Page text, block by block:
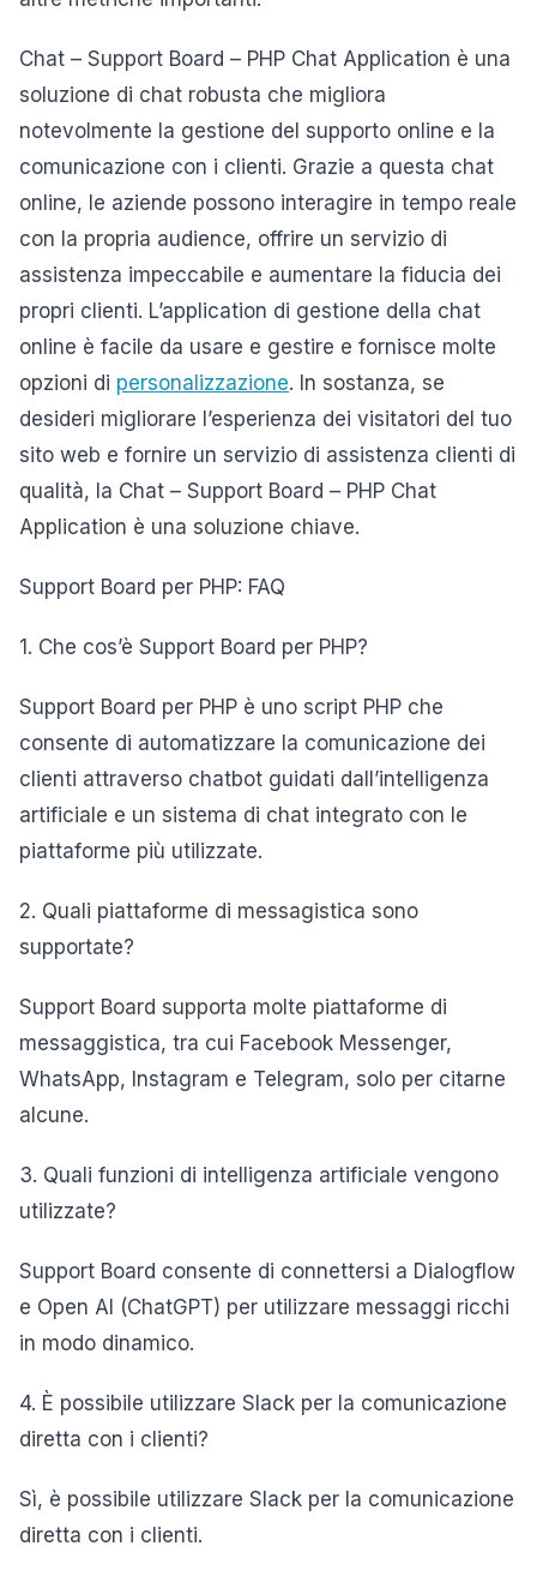
Chat – Support Board – PHP Chat Application è una
soluzione di chat robusta che migliora
notevolmente la gestione del supporto online e la
comunicazione con i clienti. Grazie a questa chat
online, le aziende possono interagire in tempo reale
con la propria audience, offrire un servizio di
assistenza impeccabile e aumentare la fiducia dei
propri clienti. L’application di gestione della chat
online è facile da usare e gestire e fornisce molte
opzioni di personalizzazione. In sostanza, se
desideri migliorare l’esperienza dei visitatori del tuo
sito web e fornire un servizio di assistenza clienti di
qualità, la Chat – Support Board – PHP Chat
Application è una soluzione chiave.
Support Board per PHP: FAQ
1. Che cos’è Support Board per PHP?
Support Board per PHP è uno script PHP che
consente di automatizzare la comunicazione dei
clienti attraverso chatbot guidati dall’intelligenza
artificiale e un sistema di chat integrato con le
piattaforme più utilizzate.
2. Quali piattaforme di messagistica sono
supportate?
Support Board supporta molte piattaforme di
messaggistica, tra cui Facebook Messenger,
WhatsApp, Instagram e Telegram, solo per citarne
alcune.
3. Quali funzioni di intelligenza artificiale vengono
utilizzate?
Support Board consente di connettersi a Dialogflow
e Open AI (ChatGPT) per utilizzare messaggi ricchi
in modo dinamico.
4. È possibile utilizzare Slack per la comunicazione
diretta con i clienti?
Sì, è possibile utilizzare Slack per la comunicazione
diretta con i clienti.